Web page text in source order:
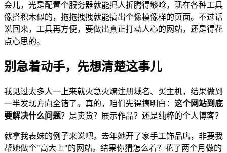
会儿，光是配置个服务器就能把人折腾得够呛，现在各种工具
像搭积木似的，拖拖拽拽就能搞出个像模像样的页面。不过话
说回来，工具再方便，要做出真正打动人心的网站，还是得花
点心思的。
别急着动手，先想清楚这事儿
我见过太多人一上来就火急火燎注册域名、买主机，结果做到
一半发现方向全错了。真的，咱们先得搞明白： 这个网站到底
要解决什么问题？是卖货？展示作品？还是纯粹的个人博客？
就拿我表妹的例子来说吧。去年她开了家手工饰品店，非要我
帮她做个"高大上"的网站。结果你猜怎么着？花了两个月做的